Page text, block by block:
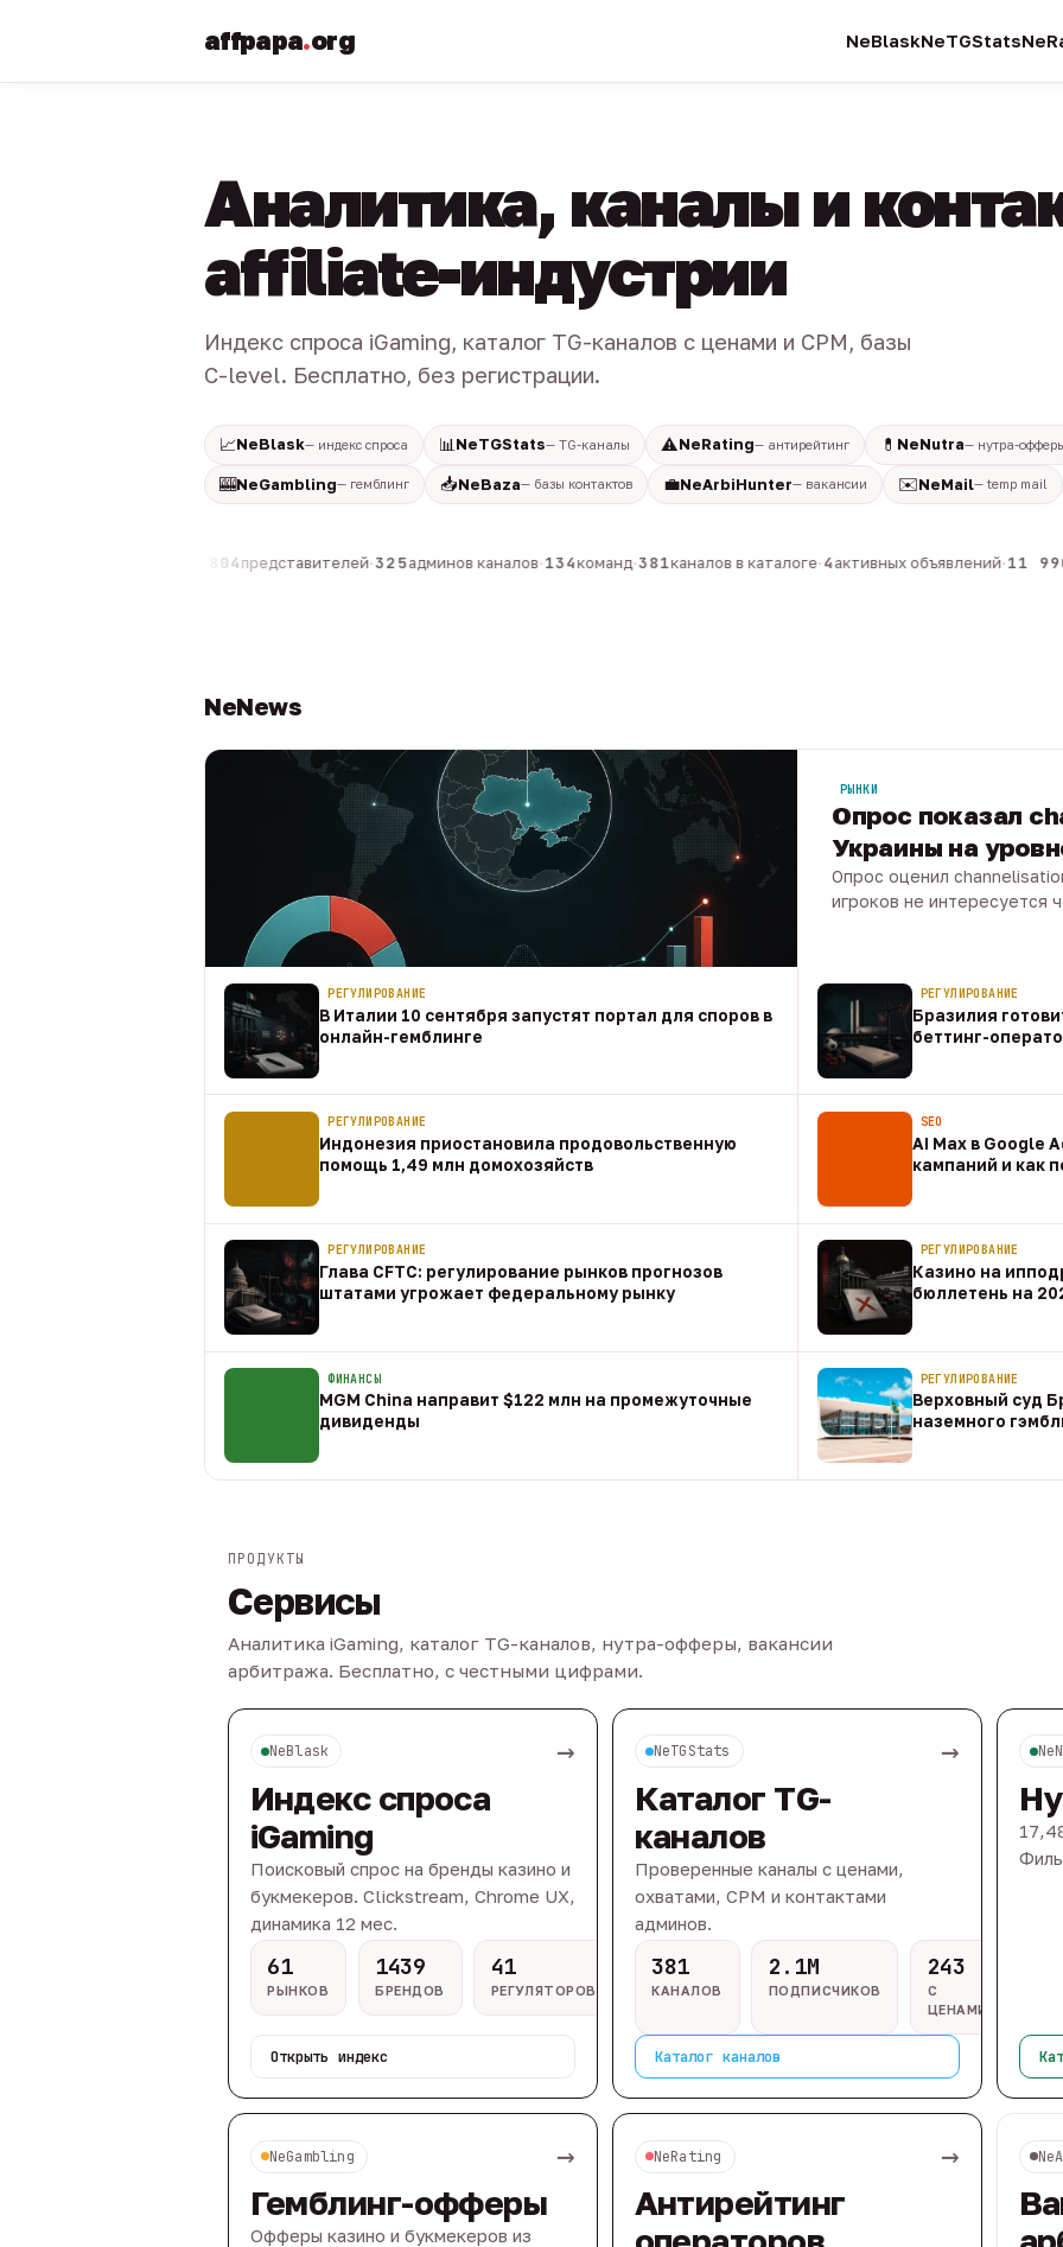
affpapa.org NeBlaskNeTGStats
Аналитика, каналы и
affiliate-индустрии
Индекс спроса iGaming, каталог TG-каналов с ценами и CPM, базы
C-level. Бесплатно, без регистрации.
📈NeBlask— индекс спроса 📊 NeTGStats— TG-каналы ⚠️NeRating— антирейтинг 💊 NeNutra— нутра-
🎰NeGambling— гемблинг 📥NeBaza— базы контактов 💼NeArbiHunter— вакансии ✉️NeMail— temp mail
804представителей·325админов каналов·134команд·381каналов в каталоге·4активных объявлений·11 990
NeNews
РЫНКИ
Опрос показал
Украины на
Опрос оценил
игроков не интересуется
РЕГУЛИРОВАНИЕ
В Италии 10 сентября запустят портал для споров в
онлайн-гемблинге
РЕГУЛИРОВАНИЕ
Бразилия
беттинг-
07 авг
РЕГУЛИРОВАНИЕ
Индонезия приостановила продовольственную
помощь 1,49 млн домохозяйств
SEO
AI Max в Google
кампаний и как
07 авг
РЕГУЛИРОВАНИЕ
Глава CFTC: регулирование рынков прогнозов
штатами угрожает федеральному рынку
РЕГУЛИРОВАНИЕ
Казино на
бюллетень на
07 авг
ФИНАНСЫ
MGM China направит $122 млн на промежуточные
дивиденды
РЕГУЛИРОВАНИЕ
Верховный суд
наземного
07 авг
ПРОДУКТЫ
Сервисы
Аналитика iGaming, каталог TG-каналов, нутра-офферы, вакансии
арбитража. Бесплатно, с честными цифрами.
NeBlask →
Индекс спроса
iGaming
Поисковый спрос на бренды казино и
букмекеров. Clickstream, Chrome UX,
динамика 12 мес.
61
РЫНКОВ
1439
БРЕНДОВ
41
РЕГУЛЯТОРОВ
Открыть индекс
NeTGStats →
Каталог TG-
каналов
Проверенные каналы с ценами,
охватами, CPM и контактами
админов.
381
КАНАЛОВ
2.1M
ПОДПИСЧИКОВ
243
С
ЦЕНАМИ
Каталог каналов
NeGambling →
Гемблинг-офферы
Офферы казино и букмекеров из
NeRating →
Антирейтинг